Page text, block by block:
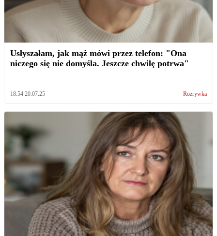
Usłyszałam, jak mąż mówi przez telefon: "Ona
niczego się nie domyśla. Jeszcze chwilę potrwa"
18:54 20.07.25 Rozrywka